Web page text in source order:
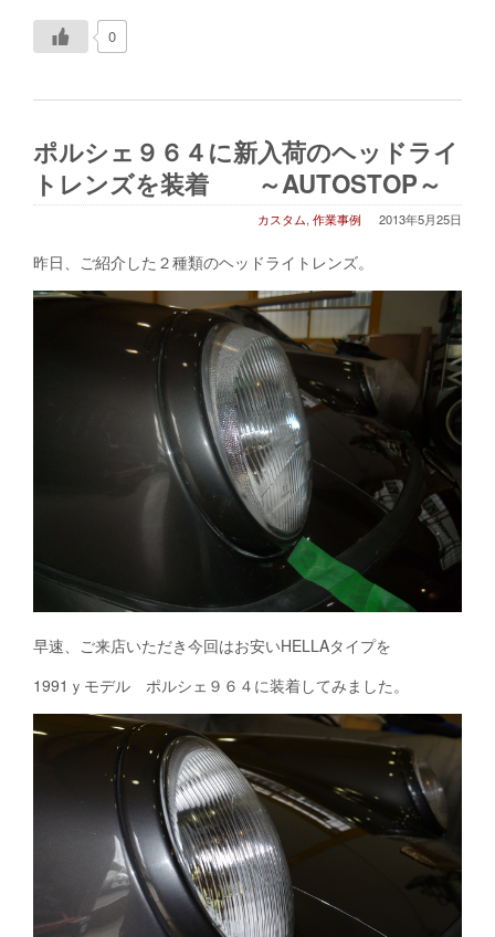
0
ポルシェ９６４に新入荷のヘッドライ
トレンズを装着 ～AUTOSTOP～
2013年5月25日
カスタム,作業事例
昨日、ご紹介した２種類のヘッドライトレンズ。
早速、ご来店いただき今回はお安いHELLAタイプを
1991ｙモデル ポルシェ９６４に装着してみました。